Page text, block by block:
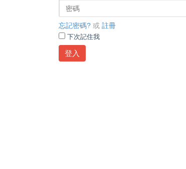
忘記密碼? 或 註冊
下次記住我
登入